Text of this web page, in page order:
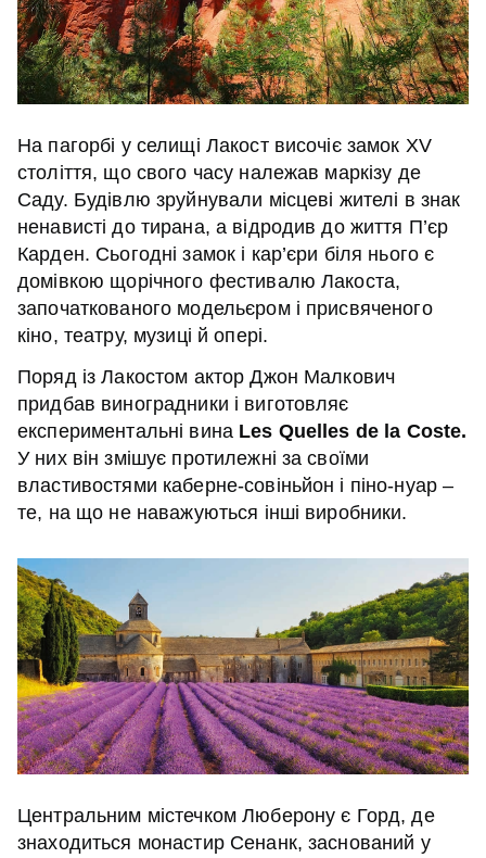
На пагорбі у селищі Лакост височіє замок XV
століття, що свого часу належав маркізу де
Саду. Будівлю зруйнували місцеві жителі в знак
ненависті до тирана, а відродив до життя П’єр
Карден. Сьогодні замок і кар’єри біля нього є
домівкою щорічного фестивалю Лакоста,
започаткованого модельєром і присвяченого
кіно, театру, музиці й опері.
Поряд із Лакостом актор Джон Малкович
придбав виноградники і виготовляє
експериментальні вина Les Quelles de la Coste.
У них він змішує протилежні за своїми
властивостями каберне-совіньйон і піно-нуар –
те, на що не наважуються інші виробники.
Центральним містечком Люберону є Горд, де
знаходиться монастир Сенанк, заснований у